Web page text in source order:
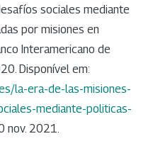
sociales mediante
por misiones en
Interamericano de
Disponível em:
la-era-de-las-misiones-
mediante-politicas-
nov. 2021.